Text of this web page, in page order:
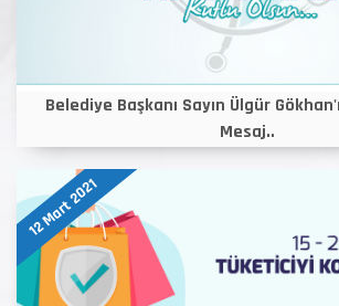
Belediye Başkanı Sayın Ülgür
Mesaj..
12 Mart 2021